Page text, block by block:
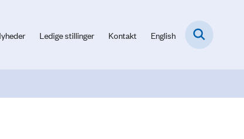
Ledige stillinger Kontakt English